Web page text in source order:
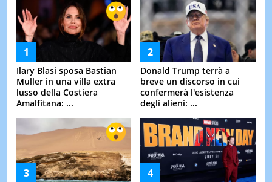
Ilary Blasi sposa Bastian
Muller in una villa extra
lusso della Costiera
Amalfitana: ...
Donald Trump terrà a
breve un discorso in cui
confermerà l'esistenza
degli alieni: ...